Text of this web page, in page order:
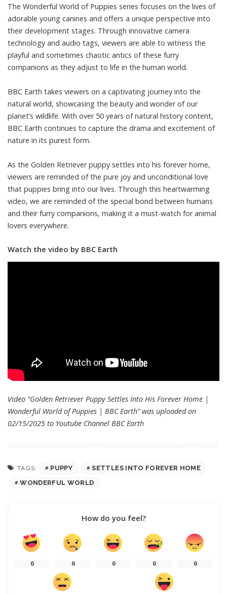
The Wonderful World of Puppies series focuses on the lives of
adorable young canines and offers a unique perspective into
their development stages. Through innovative camera
technology and audio tags, viewers are able to witness the
playful and sometimes chaotic antics of these furry
companions as they adjust to life in the human world.
BBC Earth takes viewers on a captivating journey into the
natural world, showcasing the beauty and wonder of our
planet’s wildlife. With over 50 years of natural history content,
BBC Earth continues to capture the drama and excitement of
nature in its purest form.
As the Golden Retriever puppy settles into his forever home,
viewers are reminded of the pure joy and unconditional love
that puppies bring into our lives. Through this heartwarming
video, we are reminded of the special bond between humans
and their furry companions, making it a must-watch for animal
lovers everywhere.
Watch the video by BBC Earth
Video “Golden Retriever Puppy Settles Into His Forever Home |
Wonderful World of Puppies | BBC Earth” was uploaded on
02/15/2025 to Youtube Channel BBC Earth
TAGS: PUPPY
SETTLES INTO FOREVER HOME
WONDERFUL WORLD
How do you feel?
0 0 0 0 0